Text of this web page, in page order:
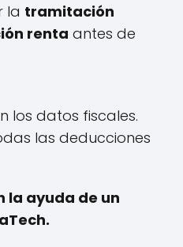
la tramitación
renta antes de
los datos fiscales.
las deducciones
la ayuda de un